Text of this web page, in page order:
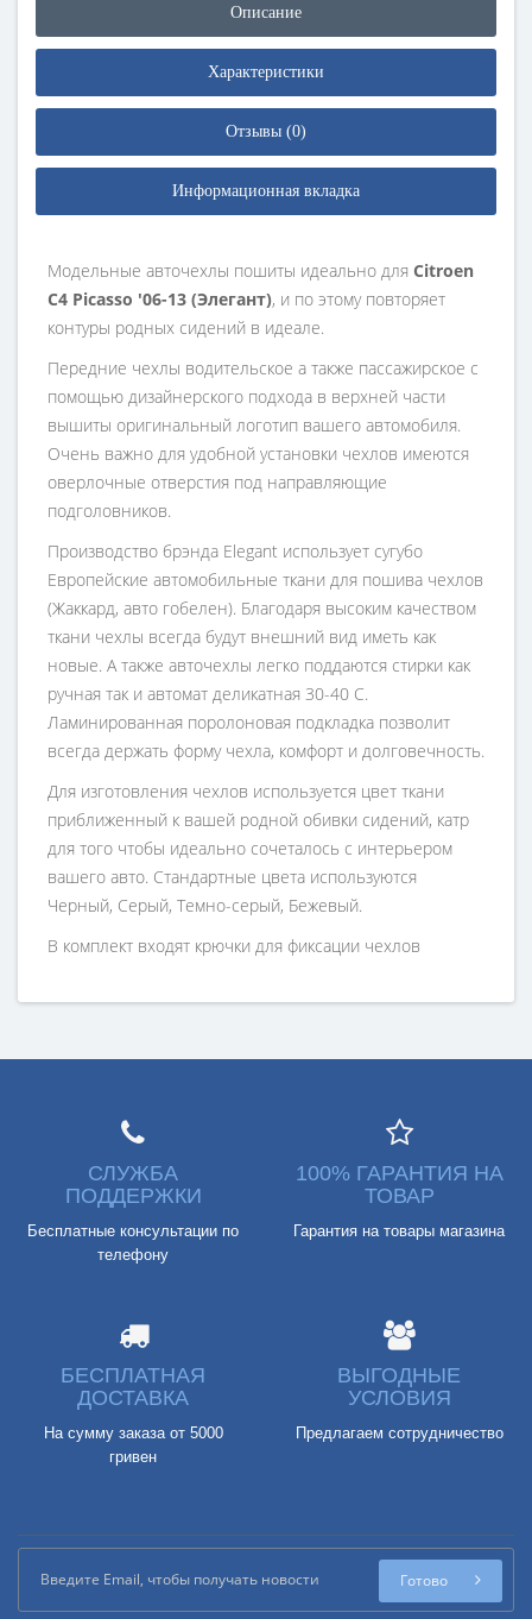
Описание
Характеристики
Отзывы (0)
Информационная вкладка
Модельные авточехлы пошиты идеально для Citroen
C4 Picasso '06-13 (Элегант), и по этому повторяет
контуры родных сидений в идеале.
Передние чехлы водительское а также пассажирское с
помощью дизайнерского подхода в верхней части
вышиты оригинальный логотип вашего автомобиля.
Очень важно для удобной установки чехлов имеются
оверлочные отверстия под направляющие
подголовников.
Производство брэнда Elegant использует сугубо
Европейские автомобильные ткани для пошива чехлов
(Жаккард, авто гобелен). Благодаря высоким качеством
ткани чехлы всегда будут внешний вид иметь как
новые. А также авточехлы легко поддаются стирки как
ручная так и автомат деликатная 30-40 С.
Ламинированная поролоновая подкладка позволит
всегда держать форму чехла, комфорт и долговечность.
Для изготовления чехлов используется цвет ткани
приближенный к вашей родной обивки сидений, катр
для того чтобы идеально сочеталось с интерьером
вашего авто. Стандартные цвета используются
Черный, Серый, Темно-серый, Бежевый.
В комплект входят крючки для фиксации чехлов
СЛУЖБА
ПОДДЕРЖКИ
Бесплатные консультации по
телефону
100% ГАРАНТИЯ НА
ТОВАР
Гарантия на товары магазина
БЕСПЛАТНАЯ
ДОСТАВКА
На сумму заказа от 5000
гривен
ВЫГОДНЫЕ
УСЛОВИЯ
Предлагаем сотрудничество
Готово